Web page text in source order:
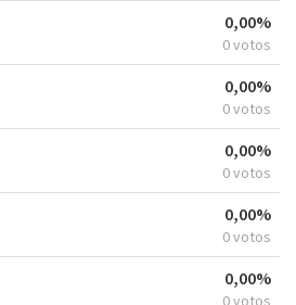
0,00%
0 votos
0,00%
0 votos
0,00%
0 votos
0,00%
0 votos
0,00%
0 votos